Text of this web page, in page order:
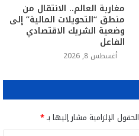
مغاربة العالم.. الانتقال من
منطق “التحويلات المالية” إلى
وضعية الشريك الاقتصادي
الفاعل
أغسطس 8, 2026
الحقول الإلزامية مشار إليها بـ*